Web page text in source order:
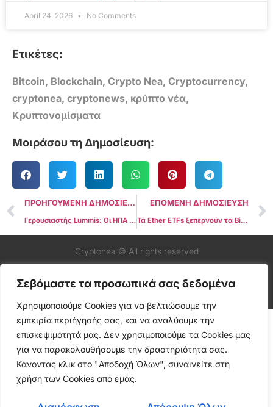
Σεβόμαστε τα προσωπικά σας δεδομένα
Χρησιμοποιούμε Cookies για να βελτιώσουμε την
εμπειρία περιήγησής σας, και να αναλύουμε την
επισκεψιμότητά μας. Δεν χρησιμοποιούμε τα Cookies μας
για να παρακολουθήσουμε την δραστηριότητά σας.
Κάνοντας κλικ στο "Αποδοχή Όλων", συναινείτε στη
χρήση των Cookies από εμάς.
April 24, 2026 No Comments
Ετικέτες:
Bitcoin, Blockchain, Crypto Nea, Cryptocurrency,
cryptonea, cryptonews, κρύπτο νέα,
Κρυπτονομίσματα
Μοιράσου τη Δημοσίευση:
ΠΡΟΗΓΟΥΜΕΝΗ ΔΗΜΟΣΙΕΥΣΗ
Γερουσιαστής Lummis: Οι ΗΠΑ Επιτέλους Κάνουν Βήματα Προόδου στα κρύπτο μετά από Ιστορική Εβδομάδα στο Κογκρέσο
ΕΠΟΜΕΝΗ ΔΗΜΟΣΙΕΥΣΗ
Τα Ether ETFs ξεπερνούν τα Bitcoin ETFs για έκτη συνεχόμενη ημέρα λόγω αυξημένου ενδιαφέροντος
Cryptonea © All rights reserved